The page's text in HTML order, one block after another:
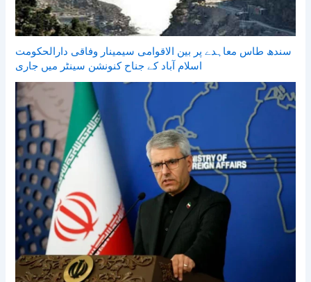
سندھ طاس معاہدے پر بین الاقوامی سیمینار وفاقی دارالحکومت
اسلام آباد کے جناح کنونشن سینٹر میں جاری